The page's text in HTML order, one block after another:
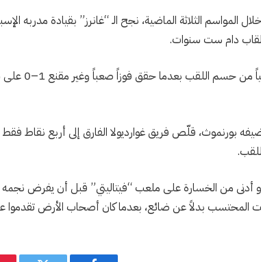
خلال المواسم الثلاثة الماضية، نجح الـ “غانرز” بقيادة مدربه
دام ست سنوات.
واقترب
بورنموث، قلّص فريق غوارديولا الفارق إلى أربع نقاط فقط
من الخسارة على ملعب “فيتاليتي” قبل أن يفرض نجمه
المحتسب بدلاً عن ضائع، بعدما كان أصحاب الأرض تقدموا عن